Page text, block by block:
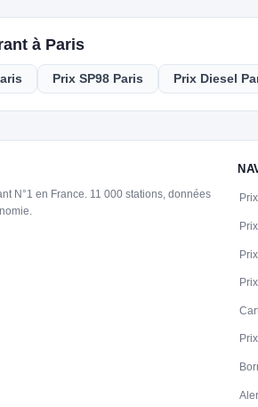
à Paris
Prix SP98 Paris Prix Diesel
N°1 en France. 11 000 stations, données